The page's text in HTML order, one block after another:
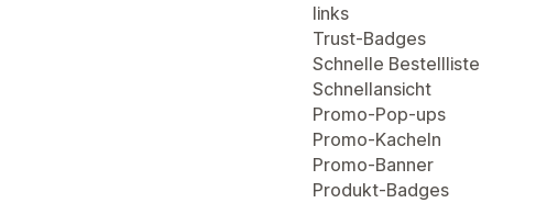
links
Trust-Badges
Schnelle Bestellliste
Schnellansicht
Promo-Pop-ups
Promo-Kacheln
Promo-Banner
Produkt-Badges